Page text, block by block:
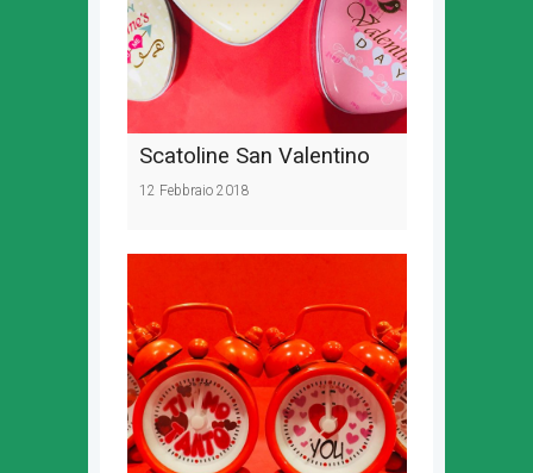
Scatoline San Valentino
12 Febbraio 2018